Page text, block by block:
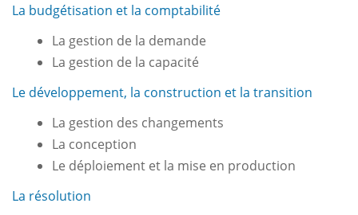
La budgétisation et la comptabilité
La gestion de la demande
La gestion de la capacité
Le développement, la construction et la transition
La gestion des changements
La conception
Le déploiement et la mise en production
La résolution